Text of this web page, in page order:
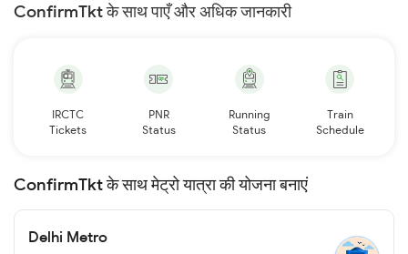
ConfirmTkt के साथ पाएँ और अधिक जानकारी
IRCTC
Tickets
PNR
Status
Running
Status
Train
Schedule
ConfirmTkt के साथ मेट्रो यात्रा की योजना बनाएं
Delhi Metro